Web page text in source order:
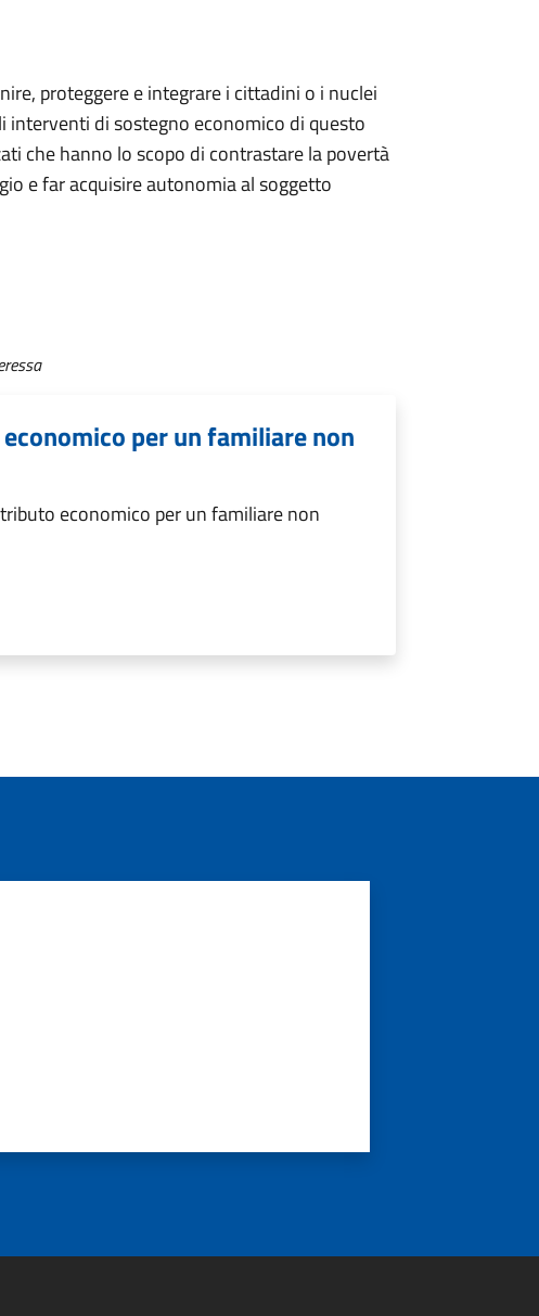
proteggere e integrare i cittadini o i nuclei
di sostegno economico di questo
che hanno lo scopo di contrastare la povertà
e far acquisire autonomia al soggetto
per un familiare non
economico per un familiare non